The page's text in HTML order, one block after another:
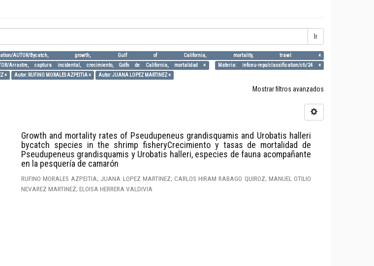
Ir
AUTOR/Bycatch, growth, Gulf of California, mortality, trawl ×
Arrastre, captura incidental, crecimiento, Golfo de California, mortalidad ×
Materia: info:eu-repo/classification/cti/24 ×
×
Autor: RUFINO MORALES AZPEITIA × Autor: JUANA LOPEZ MARTINEZ ×
Mostrar filtros avanzados
Growth and mortality rates of Pseudupeneus grandisquamis and Urobatis halleri
bycatch species in the shrimp fisheryCrecimiento y tasas de mortalidad de
Pseudupeneus grandisquamis y Urobatis halleri, especies de fauna acompañante
en la pesquería de camarón
RUFINO MORALES AZPEITIA; JUANA LOPEZ MARTINEZ; CARLOS HIRAM RABAGO QUIROZ; MANUEL OTILIO
NEVAREZ MARTINEZ; ELOISA HERRERA VALDIVIA